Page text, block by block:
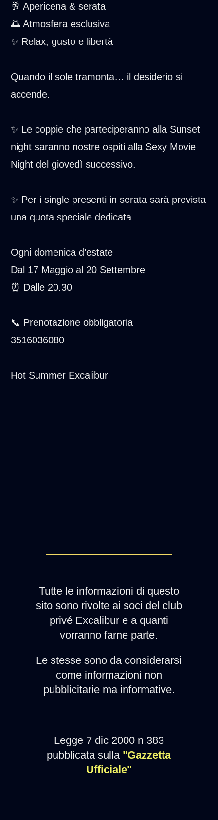
🥂 Apericena & serata
🌅 Atmosfera esclusiva
✨ Relax, gusto e libertà
Quando il sole tramonta… il desiderio si
accende.
✨ Le coppie che parteciperanno alla Sunset
night saranno nostre ospiti alla Sexy Movie
Night del giovedì successivo.
✨ Per i single presenti in serata sarà prevista
una quota speciale dedicata.
Ogni domenica d’estate
Dal 17 Maggio al 20 Settembre
⏰ Dalle 20.30
📞 Prenotazione obbligatoria
3516036080
Hot Summer Excalibur
Tutte le informazioni di questo
sito sono rivolte ai soci del club
privé Excalibur e a quanti
vorranno farne parte.
Le stesse sono da considerarsi
come informazioni non
pubblicitarie ma informative.
Legge 7 dic 2000 n.383
pubblicata sulla "Gazzetta
Ufficiale"